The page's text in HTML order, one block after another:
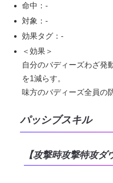
命中：-
対象：-
効果タグ：-
＜効果＞
自分のバディーズわざ発
を1減らす。
味方のバディーズ全員の
パッシブスキル
【攻撃時攻撃特攻ダ